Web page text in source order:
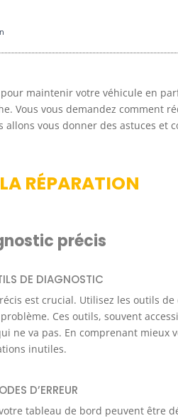
maintenir votre véhicule en
Vous vous demandez comment
allons vous donner des astuces et
RÉPARATION
précis
DE DIAGNOSTIC
est crucial. Utilisez les outils
Ces outils, souvent
ne va pas. En comprenant mieux
inutiles.
D’ERREUR
votre tableau de bord peuvent être